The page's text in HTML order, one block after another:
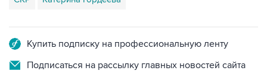
Купить подписку на профессиональную ленту
Подписаться на рассылку главных новостей сайта